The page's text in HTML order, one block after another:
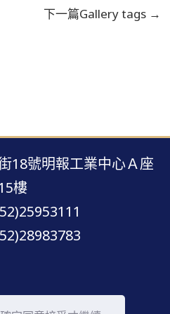
下一篇Gallery tags →
18號明報工業中心Ａ座
樓